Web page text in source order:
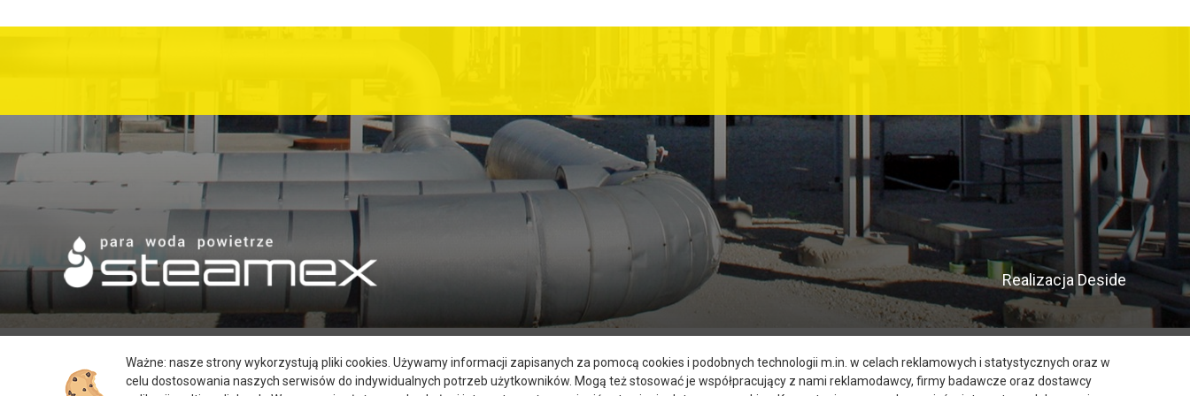
Realizacja Deside
Ważne: nasze strony wykorzystują pliki cookies. Używamy informacji zapisanych za pomocą cookies i podobnych technologii m.in. w celach reklamowych i statystycznych oraz w
celu dostosowania naszych serwisów do indywidualnych potrzeb użytkowników. Mogą też stosować je współpracujący z nami reklamodawcy, firmy badawcze oraz dostawcy